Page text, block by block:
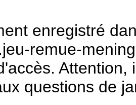
enregistré
remue-
questions de